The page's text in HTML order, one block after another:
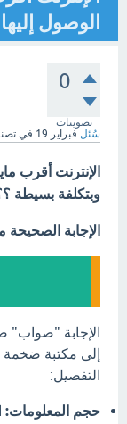
الوصول
0
تصويتات
سُئل فبراير 19 في
الإنترنت أقرب
وبتكلفة بسيطة
الإجابة
الإجابة "صواب"
إلى مكتبة ضخمة
التفصيل:
حجم المعلومات: